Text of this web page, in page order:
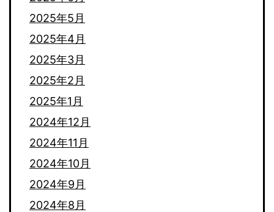
2025年5月
2025年4月
2025年3月
2025年2月
2025年1月
2024年12月
2024年11月
2024年10月
2024年9月
2024年8月